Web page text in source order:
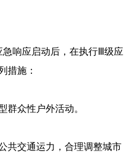
急响应启动后，在执行Ⅲ级应
措施：
众性户外活动。
共交通运力，合理调整城市